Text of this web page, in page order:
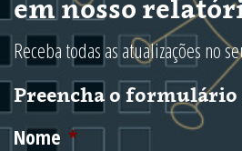
em nosso
Receba todas as atualizações no
Preencha o formulário
Nome *